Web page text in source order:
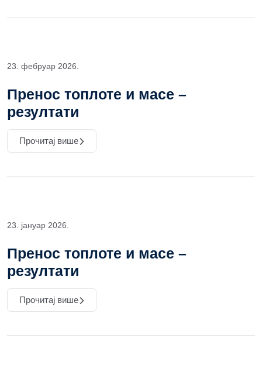
23. фебруар 2026.
Пренос топлоте и масе –
резултати
Прочитај више
23. јануар 2026.
Пренос топлоте и масе –
резултати
Прочитај више